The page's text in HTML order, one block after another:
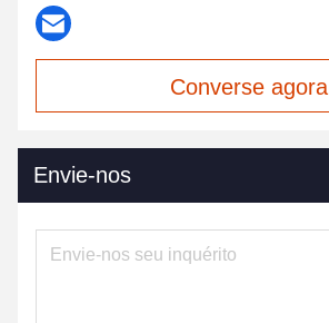
Converse agora
Envie-nos